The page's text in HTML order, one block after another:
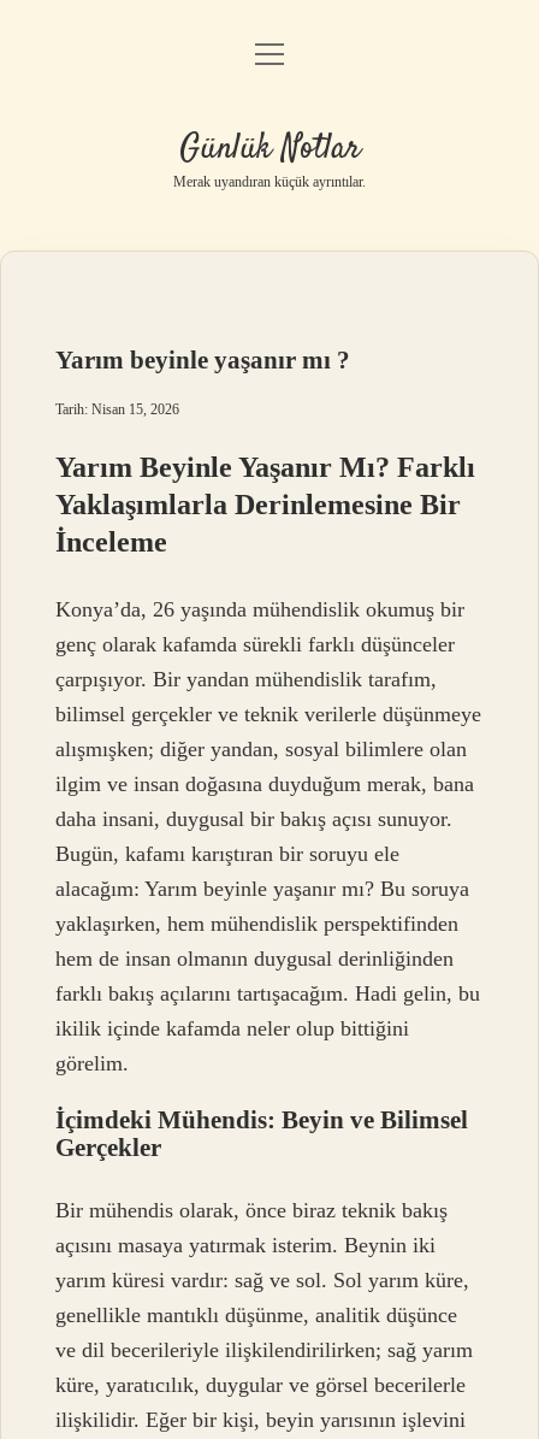
Anasayfa
Yasal Uyarı
menüyü
Günlük Notlar
Merak uyandıran küçük ayrıntılar.
Yarım beyinle yaşanır mı ?
Tarih: Nisan 15, 2026
Yarım Beyinle Yaşanır Mı? Farklı
Yaklaşımlarla Derinlemesine Bir
İnceleme
Konya’da, 26 yaşında mühendislik okumuş bir
genç olarak kafamda sürekli farklı düşünceler
çarpışıyor. Bir yandan mühendislik tarafım,
bilimsel gerçekler ve teknik verilerle düşünmeye
alışmışken; diğer yandan, sosyal bilimlere olan
ilgim ve insan doğasına duyduğum merak, bana
daha insani, duygusal bir bakış açısı sunuyor.
Bugün, kafamı karıştıran bir soruyu ele
alacağım: Yarım beyinle yaşanır mı? Bu soruya
yaklaşırken, hem mühendislik perspektifinden
hem de insan olmanın duygusal derinliğinden
farklı bakış açılarını tartışacağım. Hadi gelin, bu
ikilik içinde kafamda neler olup bittiğini
görelim.
İçimdeki Mühendis: Beyin ve Bilimsel
Gerçekler
Bir mühendis olarak, önce biraz teknik bakış
açısını masaya yatırmak isterim. Beynin iki
yarım küresi vardır: sağ ve sol. Sol yarım küre,
genellikle mantıklı düşünme, analitik düşünce
ve dil becerileriyle ilişkilendirilirken; sağ yarım
küre, yaratıcılık, duygular ve görsel becerilerle
ilişkilidir. Eğer bir kişi, beyin yarısının işlevini